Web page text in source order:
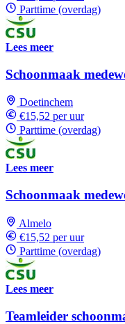
Parttime (overdag)
Lees meer
Schoonmaak
Doetinchem
€15,52 per uur
Parttime (overdag)
Lees meer
Schoonmaak
Almelo
€15,52 per uur
Parttime (overdag)
Lees meer
Teamleider